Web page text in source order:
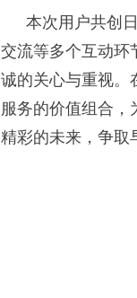
本次用户共创
交流等多个互动环
诚的关心与重视。
服务的价值组合，
精彩的未来，争取